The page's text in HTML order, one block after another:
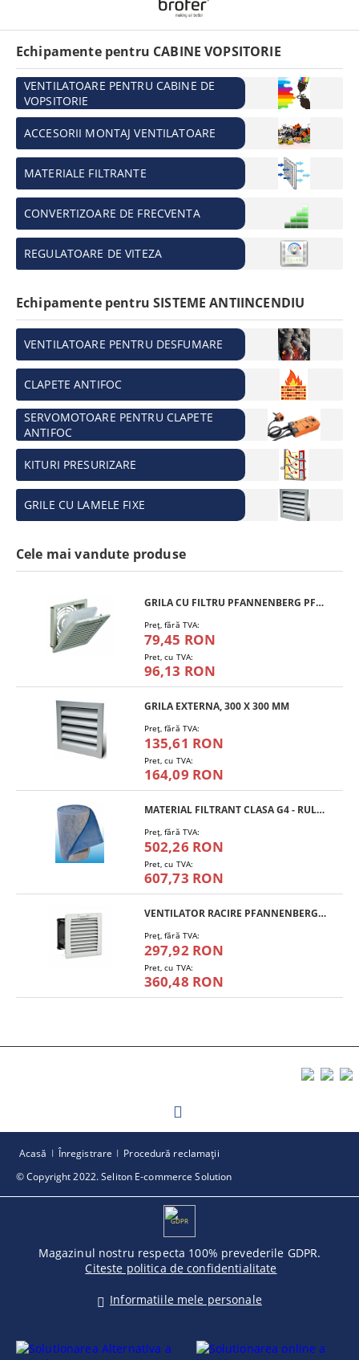
Echipamente pentru CABINE VOPSITORIE
VENTILATOARE PENTRU CABINE DE
VOPSITORIE
ACCESORII MONTAJ VENTILATOARE
MATERIALE FILTRANTE
CONVERTIZOARE DE FRECVENTA
REGULATOARE DE VITEZA
Echipamente pentru SISTEME ANTIINCENDIU
VENTILATOARE PENTRU DESFUMARE
CLAPETE ANTIFOC
SERVOMOTOARE PENTRU CLAPETE
ANTIFOC
KITURI PRESURIZARE
GRILE CU LAMELE FIXE
Cele mai vandute produse
GRILA CU FILTRU PFANNENBERG PFA 10.000
Preţ, fără TVA:
79,45 RON
Pret, cu TVA:
96,13 RON
GRILA EXTERNA, 300 X 300 MM
Preţ, fără TVA:
135,61 RON
Pret, cu TVA:
164,09 RON
MATERIAL FILTRANT CLASA G4 - RULOU
Preţ, fără TVA:
502,26 RON
Pret, cu TVA:
607,73 RON
VENTILATOR RACIRE PFANNENBERG PF 11.000
Preţ, fără TVA:
297,92 RON
Pret, cu TVA:
360,48 RON
© Copyright 2022. Seliton E-commerce Solution
Acasă Înregistrare Procedură reclamaţii
GDPR
Magazinul nostru respecta 100% prevederile GDPR.
Citeste politica de confidentialitate
Informatiile mele personale